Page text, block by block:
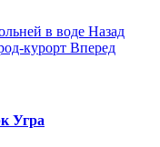
в воде Назад
курорт Вперед
Угра